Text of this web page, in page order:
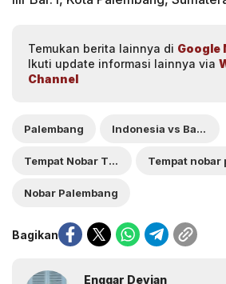
Temukan berita lainnya di Google
Ikuti update informasi lainnya via
Channel
Palembang Indonesia vs Bahrain
Tempat Nobar Timnas Indonesia VS Bahrain Di Palembang
Nobar Palembang
Bagikan
Enggar Devian